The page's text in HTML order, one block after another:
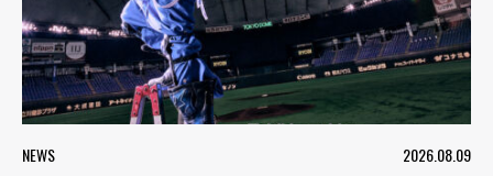
NEWS 2026.08.09